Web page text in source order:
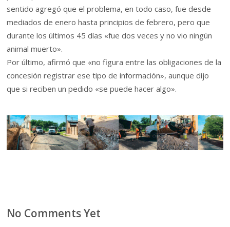
sentido agregó que el problema, en todo caso, fue desde
mediados de enero hasta principios de febrero, pero que
durante los últimos 45 días «fue dos veces y no vio ningún
animal muerto».
Por último, afirmó que «no figura entre las obligaciones de la
concesión registrar ese tipo de información», aunque dijo
que si reciben un pedido «se puede hacer algo».
No Comments Yet